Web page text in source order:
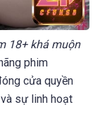
18+ khá muộn
phim
cửa quyền
sự linh hoạt